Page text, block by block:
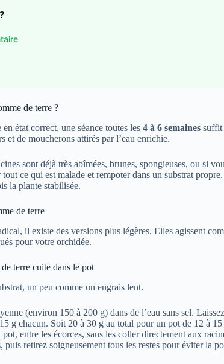
de terre ?
état correct, une séance toutes les 4 à 6 semaines suffit
et de moucherons attirés par l’eau enrichie.
sont déjà très abîmées, brunes, spongieuses, ou si
ce qui est malade et rempoter dans un substrat
la plante stabilisée.
de terre
il existe des versions plus légères. Elles agissent
pour votre orchidée.
terre cuite dans le pot
un peu comme un engrais lent.
(environ 150 à 200 g) dans de l’eau sans sel.
g chacun. Soit 20 à 30 g au total pour un pot de 12 à
entre les écorces, sans les coller directement aux
puis retirez soigneusement tous les restes pour éviter la